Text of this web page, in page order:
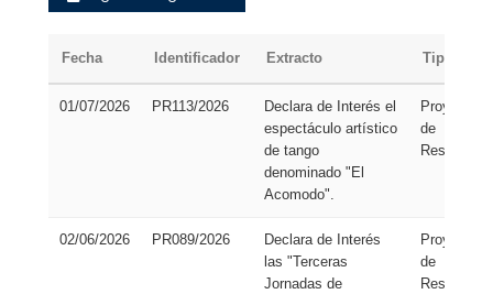
Fecha Identificador Extracto Tipo
01/07/2026 PR113/2026
Declara de Interés el
espectáculo artístico
de tango
denominado "El
Acomodo".
Proyecto
de
Resolución
02/06/2026 PR089/2026
Declara de Interés
las "Terceras
Jornadas de
Proyecto
de
Resolución